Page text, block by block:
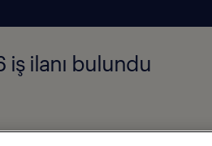
ilanı bulundu